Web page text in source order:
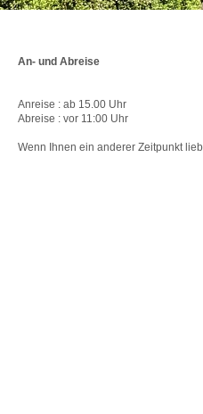
An- und Abreise
Anreise : ab 15.00 Uhr
Abreise : vor 11:00 Uhr
Wenn Ihnen ein anderer Zeitpunkt